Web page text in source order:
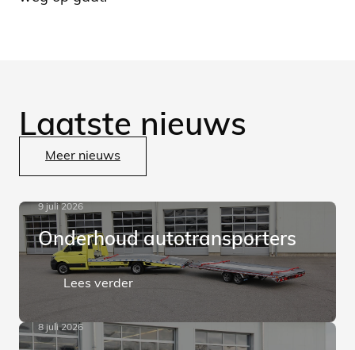
Laatste nieuws
Meer nieuws
9 juli 2026
Onderhoud autotransporters
Lees verder
8 juli 2026